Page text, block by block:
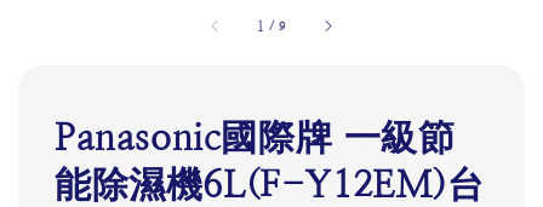
1 /9
Panasonic國際牌 一級節
能除濕機6L(F-Y12EM)台